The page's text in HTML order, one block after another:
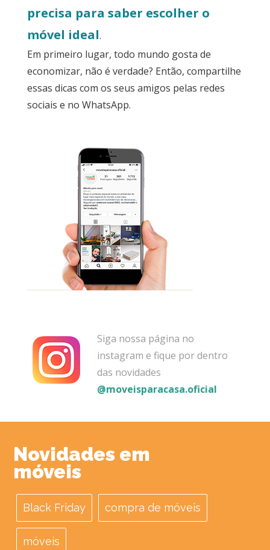
precisa para saber escolher o
móvel ideal.
Em primeiro lugar, todo mundo gosta de
economizar, não é verdade? Então, compartilhe
essas dicas com os seus amigos pelas redes
sociais e no WhatsApp.
Siga nossa página no
instagram e fique por dentro
das novidades
@moveisparacasa.oficial
Novidades em
móveis
Black Friday compra de móveis
móveis